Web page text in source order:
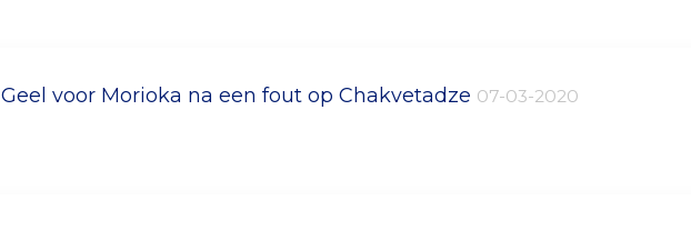
Geel voor Morioka na een fout op Chakvetadze 07-03-2020